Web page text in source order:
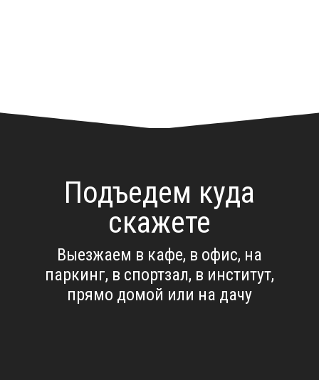
Подъедем куда
скажете
Выезжаем в кафе, в офис, на
паркинг, в спортзал, в институт,
прямо домой или на дачу